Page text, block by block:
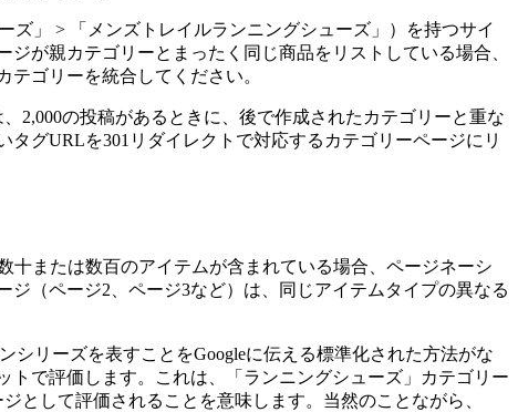
」 > 「メンズトレイルランニングシューズ」）を持つサイ
が親カテゴリーとまったく同じ商品をリストしている場合、
ゴリーを統合してください。
2,000の投稿があるときに、後で作成されたカテゴリーと重な
グURLを301リダイレクトで対応するカテゴリーページにリ
または数百のアイテムが含まれている場合、ページネーシ
（ページ2、ページ3など）は、同じアイテムタイプの異なる
シリーズを表すことをGoogleに伝える標準化された方法がな
トで評価します。これは、「ランニングシューズ」カテゴリー
として評価されることを意味します。当然のことながら、